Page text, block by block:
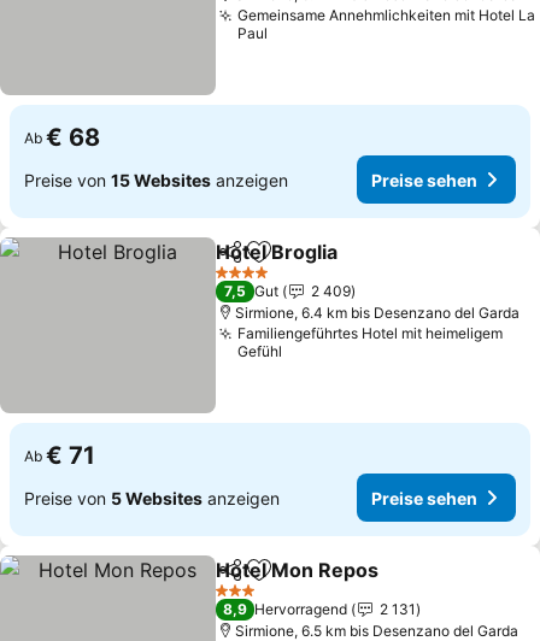
Gemeinsame Annehmlichkeiten mit Hotel La
Paul
Ab € 68
Preise von 15 Websites anzeigen Preise sehen
TeilenZu Favoriten hinzufügen
Hotel Broglia
4 Sterne
7,5 Gut
2 409
Sirmione, 6.4 km bis Desenzano del Garda
Familiengeführtes Hotel mit heimeligem
Gefühl
Ab € 71
Preise von 5 Websites anzeigen Preise sehen
TeilenZu Favoriten hinzufügen
Hotel Mon Repos
3 Sterne
8,9 Hervorragend
2 131
Sirmione, 6.5 km bis Desenzano del Garda